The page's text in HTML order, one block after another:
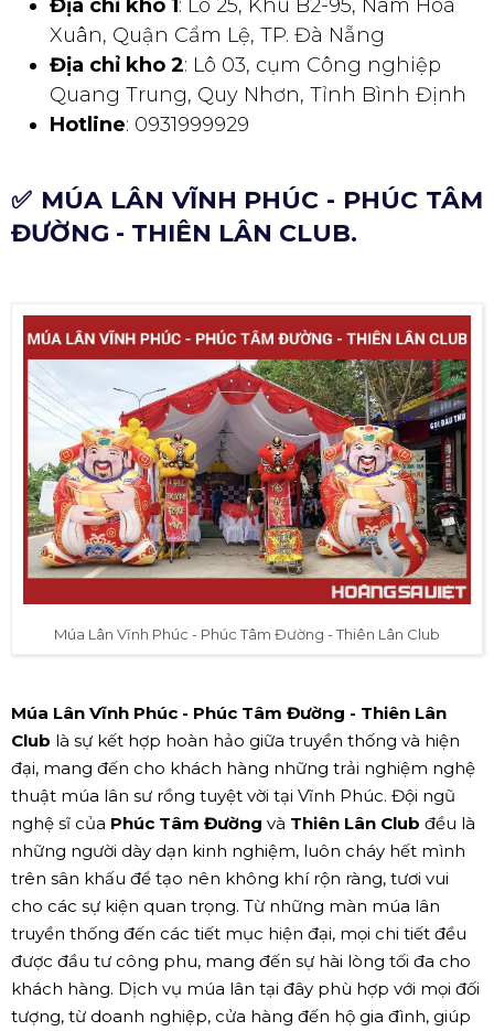
Địa chỉ kho 1: Lô 25, Khu B2-95, Nam Hoà
Xuân, Quận Cẩm Lệ, TP. Đà Nẵng
Địa chỉ kho 2: Lô 03, cụm Công nghiệp
Quang Trung, Quy Nhơn, Tỉnh Bình Định
Hotline: 0931999929
✅ MÚA LÂN VĨNH PHÚC - PHÚC TÂM
ĐƯỜNG - THIÊN LÂN CLUB.
Múa Lân Vĩnh Phúc - Phúc Tâm Đường - Thiên Lân Club
Múa Lân Vĩnh Phúc - Phúc Tâm Đường - Thiên Lân
Club là sự kết hợp hoàn hảo giữa truyền thống và hiện
đại, mang đến cho khách hàng những trải nghiệm nghệ
thuật múa lân sư rồng tuyệt vời tại Vĩnh Phúc. Đội ngũ
nghệ sĩ của Phúc Tâm Đường và Thiên Lân Club đều là
những người dày dạn kinh nghiệm, luôn cháy hết mình
trên sân khấu để tạo nên không khí rộn ràng, tươi vui
cho các sự kiện quan trọng. Từ những màn múa lân
truyền thống đến các tiết mục hiện đại, mọi chi tiết đều
được đầu tư công phu, mang đến sự hài lòng tối đa cho
khách hàng. Dịch vụ múa lân tại đây phù hợp với mọi đối
tượng, từ doanh nghiệp, cửa hàng đến hộ gia đình, giúp